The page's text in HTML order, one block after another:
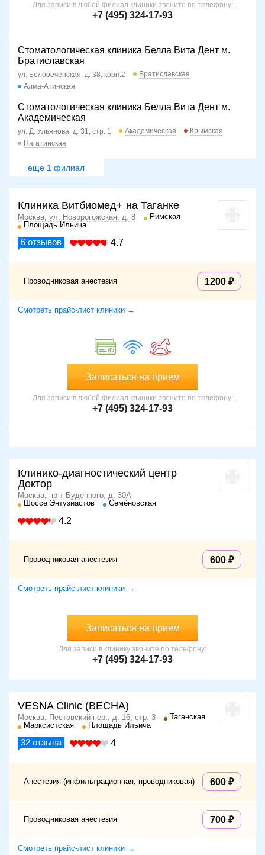
Для записи в любой филиал клиники звоните по телефону:
+7 (495) 324-17-93
Стоматологическая клиника Белла Вита Дент м.
Братиславская
ул. Белореченская, д. 38, корп.2
Братиславская
Алма-Атинская
Стоматологическая клиника Белла Вита Дент м.
Академическая
ул. Д. Ульянова, д. 31, стр. 1 Академическая
Крымская
Нагатинская
еще 1 филиал
Клиника Витбиомед+ на Таганке
Москва, ул. Новорогожская, д. 8
Римская
Площадь Ильича
6 отзывов 4.7
Проводниковая анестезия 1200
Смотреть прайс-лист клиники →
Записаться на прием
Для записи в любой филиал клиники звоните по телефону:
+7 (495) 324-17-93
Клинико-диагностический центр
Доктор
Москва, пр-т Буденного, д. 30А
Шоссе Энтузиастов
Семёновская
4.2
Проводниковая анестезия 600
Смотреть прайс-лист клиники →
Записаться на прием
Для записи в клинику звоните по телефону:
+7 (495) 324-17-93
VESNA Clinic (ВЕСНА)
Москва, Пестовский пер., д. 16, стр. 3
Таганская
Марксистская
Площадь Ильича
32 отзыва 4
Анестезия (инфильтрационная, проводниковая) 600
Проводниковая анестезия 700
Смотреть прайс-лист клиники →